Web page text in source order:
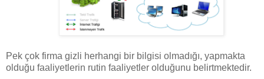
Pek çok firma gizli herhangi bir bilgisi olmadığı, yapmakta
olduğu faaliyetlerin rutin faaliyetler olduğunu belirtmektedir.